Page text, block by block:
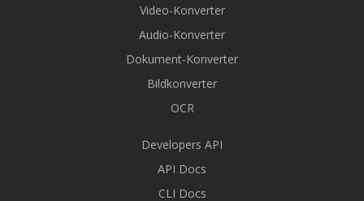
Video-Konverter
Audio-Konverter
Dokument-Konverter
Bildkonverter
OCR
Developers API
API Docs
CLI Docs